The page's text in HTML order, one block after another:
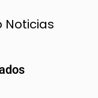
Noticias